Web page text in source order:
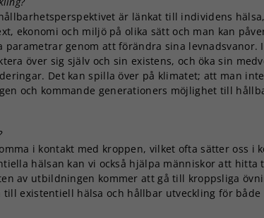
är länkat till individens
ekonomi och miljö på olika sätt och man kan
parametrar genom att förändra sina levnadsvanor. I
över sig själv och sin existens, och öka sin
Det kan spilla över på klimatet; att man
och kommande generationers möjlighet till
i kontakt med kroppen, vilket ofta sätter oss i
hälsan kan vi också hjälpa människor att hitta
av utbildningen kommer att gå till kroppsliga
existentiell hälsa och hållbar utveckling för både